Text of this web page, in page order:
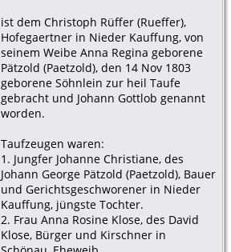
ist dem Christoph Rüffer (Rueffer),
Hofegaertner in Nieder Kauffung, von
seinem Weibe Anna Regina geborene
Pätzold (Paetzold), den 14 Nov 1803
geborene Söhnlein zur heil Taufe
gebracht und Johann Gottlob genannt
worden.
Taufzeugen waren:
1. Jungfer Johanne Christiane, des
Johann George Pätzold (Paetzold), Bauer
und Gerichtsgeschworener in Nieder
Kauffung, jüngste Tochter.
2. Frau Anna Rosine Klose, des David
Klose, Bürger und Kirschner in